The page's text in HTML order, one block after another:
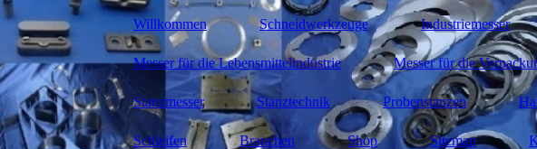
Willkommen Schneidwerkzeuge Industriemesser
Messer für die Lebensmittelindustrie Messer für die
Stanzmesser Stanztechnik Probenstanzen
Schleifen Branchen Shop Sitemap